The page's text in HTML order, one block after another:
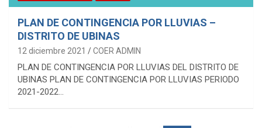
PLAN DE CONTINGENCIA POR LLUVIAS –
DISTRITO DE UBINAS
12 diciembre 2021 COER ADMIN
PLAN DE CONTINGENCIA POR LLUVIAS DEL DISTRITO DE
UBINAS PLAN DE CONTINGENCIA POR LLUVIAS PERIODO
2021-2022…